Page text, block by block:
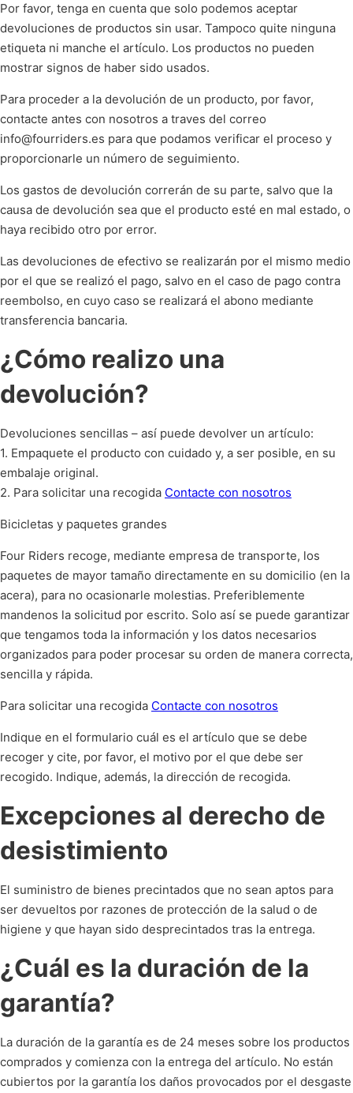
Por favor, tenga en cuenta que solo podemos aceptar
devoluciones de productos sin usar. Tampoco quite ninguna
etiqueta ni manche el artículo. Los productos no pueden
mostrar signos de haber sido usados.
Para proceder a la devolución de un producto, por favor,
contacte antes con nosotros a traves del correo
info@fourriders.es para que podamos verificar el proceso y
proporcionarle un número de seguimiento.
Los gastos de devolución correrán de su parte, salvo que la
causa de devolución sea que el producto esté en mal estado, o
haya recibido otro por error.
Las devoluciones de efectivo se realizarán por el mismo medio
por el que se realizó el pago, salvo en el caso de pago contra
reembolso, en cuyo caso se realizará el abono mediante
transferencia bancaria.
¿Cómo realizo una
devolución?
Devoluciones sencillas – así puede devolver un artículo:
1. Empaquete el producto con cuidado y, a ser posible, en su
embalaje original.
2. Para solicitar una recogida Contacte con nosotros
Bicicletas y paquetes grandes
Four Riders recoge, mediante empresa de transporte, los
paquetes de mayor tamaño directamente en su domicilio (en la
acera), para no ocasionarle molestias. Preferiblemente
mandenos la solicitud por escrito. Solo así se puede garantizar
que tengamos toda la información y los datos necesarios
organizados para poder procesar su orden de manera correcta,
sencilla y rápida.
Para solicitar una recogida Contacte con nosotros
Indique en el formulario cuál es el artículo que se debe
recoger y cite, por favor, el motivo por el que debe ser
recogido. Indique, además, la dirección de recogida.
Excepciones al derecho de
desistimiento
El suministro de bienes precintados que no sean aptos para
ser devueltos por razones de protección de la salud o de
higiene y que hayan sido desprecintados tras la entrega.
¿Cuál es la duración de la
garantía?
La duración de la garantía es de 24 meses sobre los productos
comprados y comienza con la entrega del artículo. No están
cubiertos por la garantía los daños provocados por el desgaste